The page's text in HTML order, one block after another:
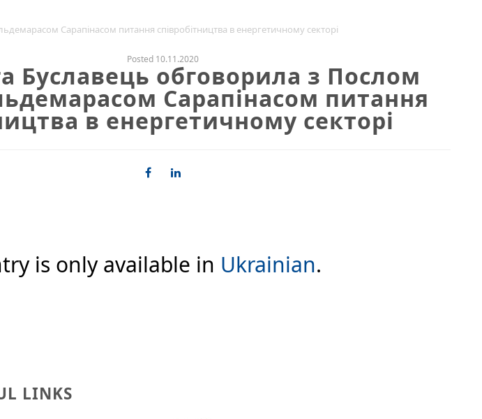
Сарапінасом питання співробітництва в енергетичному секторі
Posted 10.11.2020
Буславець обговорила з Послом
Сарапінасом питання
в енергетичному секторі
is only available in Ukrainian.
LINKS